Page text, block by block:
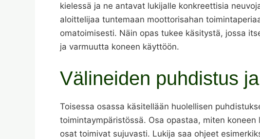
kielessä ja ne antavat lukijalle konkreettisia
aloittelijaa tuntemaan moottorisahan
omatoimisesti. Näin opas tukee käsitystä, jossa
ja varmuutta koneen käyttöön.
Välineiden puhdistus
Toisessa osassa käsitellään huolellisen
toimintaympäristössä. Osa opastaa, miten
osat toimivat sujuvasti. Lukija saa ohjeet